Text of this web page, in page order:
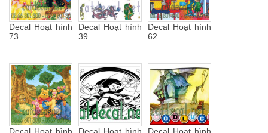
Decal Hoạt hình
73
Decal Hoạt hình
39
Decal Hoạt hình
62
Decal Hoạt hình
Decal Hoạt hình
Decal Hoạt hình